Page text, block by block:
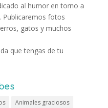
al humor en torno a
Publicaremos fotos
gatos y muchos
que tengas de tu
Animales graciosos